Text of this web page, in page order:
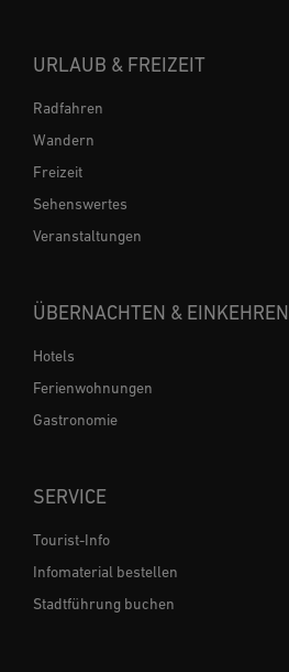
URLAUB & FREIZEIT
Radfahren
Wandern
Freizeit
Sehenswertes
Veranstaltungen
ÜBERNACHTEN & EINKEHREN
Hotels
Ferienwohnungen
Gastronomie
SERVICE
Tourist-Info
Infomaterial bestellen
Stadtführung buchen